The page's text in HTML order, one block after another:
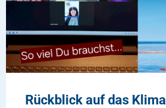
Rückblick auf das